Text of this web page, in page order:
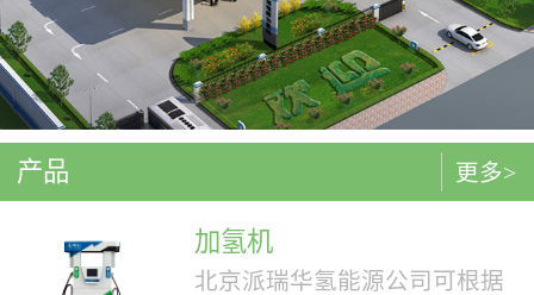
产品
加氢机
北京派瑞华氢能源公司可根据
更多>